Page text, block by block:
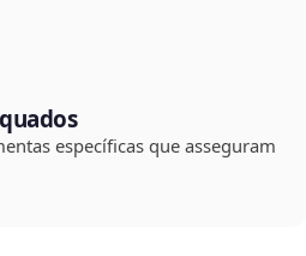
específicas que asseguram